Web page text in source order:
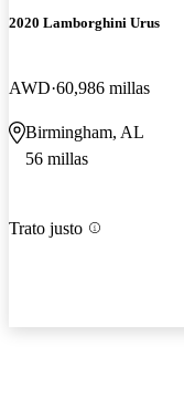
2020 Lamborghini Urus
AWD 60,986 millas
Birmingham, AL
56 millas
Trato justo